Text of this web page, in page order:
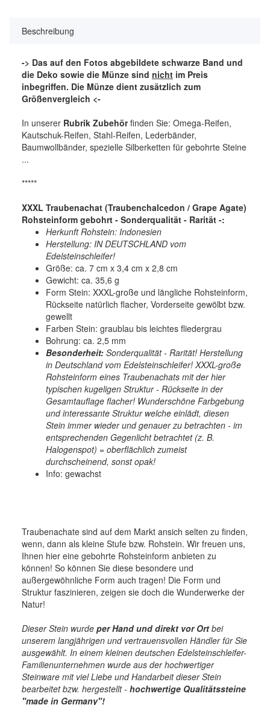
Beschreibung
-> Das auf den Fotos abgebildete schwarze Band und
die Deko sowie die Münze sind nicht im Preis
inbegriffen. Die Münze dient zusätzlich zum
Größenvergleich <-
In unserer Rubrik Zubehörfinden Sie: Omega-Reifen,
Kautschuk-Reifen, Stahl-Reifen, Lederbänder,
Baumwollbänder, spezielle Silberketten für gebohrte Steine
...
*****
XXXL Traubenachat (Traubenchalcedon / Grape Agate)
Rohsteinform gebohrt - Sonderqualität - Rarität -:
Herkunft Rohstein: Indonesien
Herstellung: IN DEUTSCHLAND vom
Edelsteinschleifer!
Größe: ca. 7 cm x 3,4 cm x 2,8 cm
Gewicht: ca. 35,6 g
Form Stein: XXXL-große und längliche Rohsteinform,
Rückseite natürlich flacher, Vorderseite gewölbt bzw.
gewellt
Farben Stein: graublau bis leichtes fliedergrau
Bohrung: ca. 2,5 mm
Besonderheit: Sonderqualität - Rarität! Herstellung
in Deutschland vom Edelsteinschleifer! XXXL-große
Rohsteinform eines Traubenachats mit der hier
typischen kugeligen Struktur - Rückseite in der
Gesamtauflage flacher! Wunderschöne Farbgebung
und interessante Struktur welche einlädt, diesen
Stein immer wieder und genauer zu betrachten - im
entsprechenden Gegenlicht betrachtet (z. B.
Halogenspot) = oberflächlich zumeist
durchscheinend, sonst opak!
Info: gewachst
Traubenachate sind auf dem Markt ansich selten zu finden,
wenn, dann als kleine Stufe bzw. Rohstein. Wir freuen uns,
Ihnen hier eine gebohrte Rohsteinform anbieten zu
können! So können Sie diese besondere und
außergewöhnliche Form auch tragen! Die Form und
Struktur faszinieren, zeigen sie doch die Wunderwerke der
Natur!
Dieser Stein wurde per Hand und direkt vor Ort bei
unserem langjährigen und vertrauensvollen Händler für Sie
ausgewählt. In einem kleinen deutschen Edelsteinschleifer-
Familienunternehmen wurde aus der hochwertiger
Steinware mit viel Liebe und Handarbeit dieser Stein
bearbeitet bzw. hergestellt - hochwertige Qualitätssteine
"made in Germany"!